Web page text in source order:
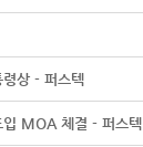
상 - 퍼스텍
입 MOA 체결 - 퍼스텍